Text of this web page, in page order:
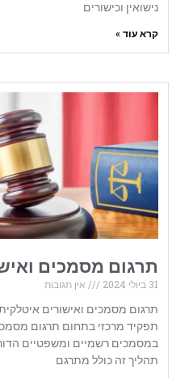
נישואין וכישורים
קרא עוד »
תרגום מסמכים
31 ביולי 2024
אין תגובות
תרגום מסמכים ואישורים
תפקיד מרכזי בתחום תרגום
במסמכים רשמיים ומשפטיים
תהליך זה כולל מתרגם